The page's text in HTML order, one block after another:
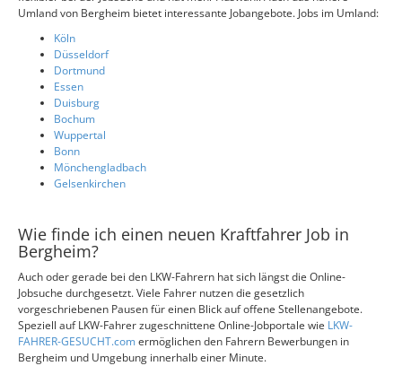
Umland von Bergheim bietet interessante Jobangebote. Jobs im Umland:
Köln
Düsseldorf
Dortmund
Essen
Duisburg
Bochum
Wuppertal
Bonn
Mönchengladbach
Gelsenkirchen
Wie finde ich einen neuen Kraftfahrer Job in
Bergheim?
Auch oder gerade bei den LKW-Fahrern hat sich längst die Online-
Jobsuche durchgesetzt. Viele Fahrer nutzen die gesetzlich
vorgeschriebenen Pausen für einen Blick auf offene Stellenangebote.
Speziell auf LKW-Fahrer zugeschnittene Online-Jobportale wie LKW-
FAHRER-GESUCHT.comermöglichen den Fahrern Bewerbungen in
Bergheim und Umgebung innerhalb einer Minute.